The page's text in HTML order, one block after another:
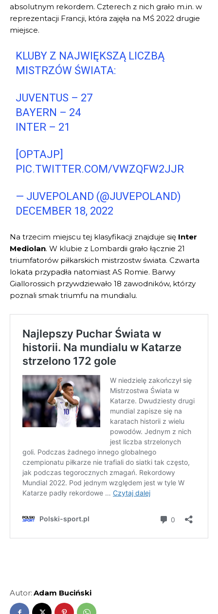
absolutnym rekordem. Czterech z nich grało m.in. w
reprezentacji Francji, która zajęła na MŚ 2022 drugie
miejsce.
KLUBY Z NAJWIĘKSZĄ LICZBĄ
MISTRZÓW ŚWIATA:
JUVENTUS – 27
BAYERN – 24
INTER – 21
[OPTAJP]
PIC.TWITTER.COM/VWZQFW2JJR
— JUVEPOLAND (@JUVEPOLAND)
DECEMBER 18, 2022
Na trzecim miejscu tej klasyfikacji znajduje się Inter
Mediolan. W klubie z Lombardii grało łącznie 21
triumfatorów piłkarskich mistrzostw świata. Czwarta
lokata przypadła natomiast AS Romie. Barwy
Giallorossich przywdziewało 18 zawodników, którzy
poznali smak triumfu na mundialu.
Autor: Adam Buciński